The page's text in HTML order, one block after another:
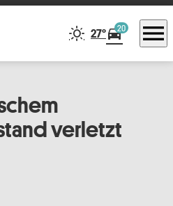
27°directions_car20 menu
verletzt